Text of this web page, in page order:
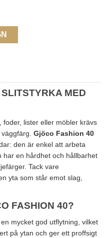
MED
foder, lister eller möbler krävs
Gjöco Fashion 40
den är enkel att arbeta
har en hårdhet och hållbarhet
Tack vare
yta som står emot slag,
FASHION 40?
mycket god utflytning, vilket
på ytan och ger ett proffsigt